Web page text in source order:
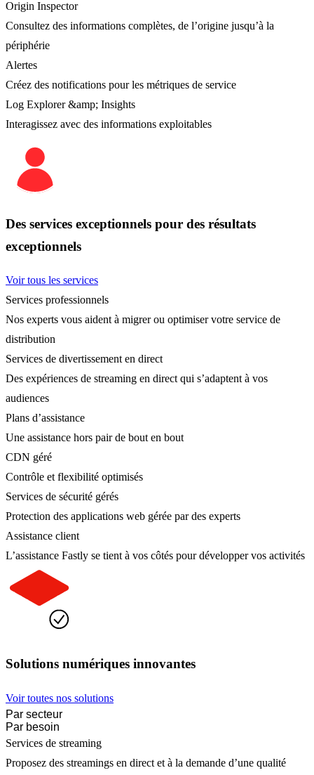
Origin Inspector
Consultez des informations complètes, de l’origine jusqu’à la
périphérie
Alertes
Créez des notifications pour les métriques de service
Log Explorer &amp; Insights
Interagissez avec des informations exploitables
Des services exceptionnels pour des résultats
exceptionnels
Voir tous les services
Services professionnels
Nos experts vous aident à migrer ou optimiser votre service de
distribution
Services de divertissement en direct
Des expériences de streaming en direct qui s’adaptent à vos
audiences
Plans d’assistance
Une assistance hors pair de bout en bout
CDN géré
Contrôle et flexibilité optimisés
Services de sécurité gérés
Protection des applications web gérée par des experts
Assistance client
L’assistance Fastly se tient à vos côtés pour développer vos activités
Solutions numériques innovantes
Voir toutes nos solutions
Par secteur
Par besoin
Services de streaming
Proposez des streamings en direct et à la demande d’une qualité